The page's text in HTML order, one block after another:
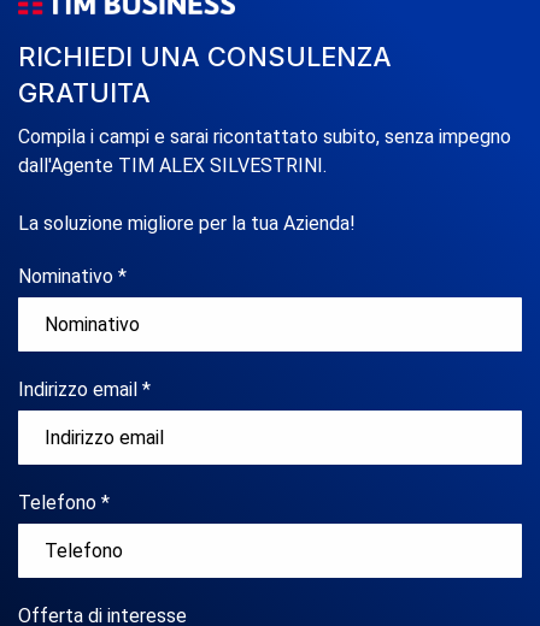
RICHIEDI UNA CONSULENZA
GRATUITA
Compila i campi e sarai ricontattato subito, senza impegno
dall'Agente TIM ALEX SILVESTRINI.
La soluzione migliore per la tua Azienda!
Nominativo *
Indirizzo email *
Telefono *
Offerta di interesse